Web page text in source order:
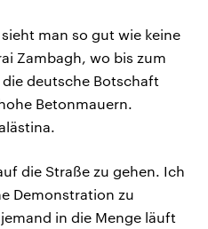
man so gut wie keine
Zambagh, wo bis zum
deutsche Botschaft
Betonmauern.
die Straße zu gehen. Ich
Demonstration zu
in die Menge läuft